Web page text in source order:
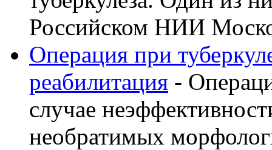
Российском НИИ
Операция при
реабилитация -
случае
необратимых